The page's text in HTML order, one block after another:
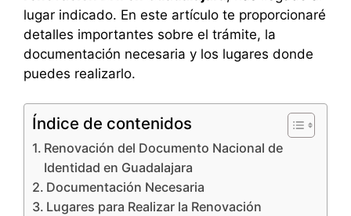
lugar indicado. En este artículo te proporcionaré
detalles importantes sobre el trámite, la
documentación necesaria y los lugares donde
puedes realizarlo.
Índice de contenidos
Renovación del Documento Nacional de
Identidad en Guadalajara
Documentación Necesaria
Lugares para Realizar la Renovación